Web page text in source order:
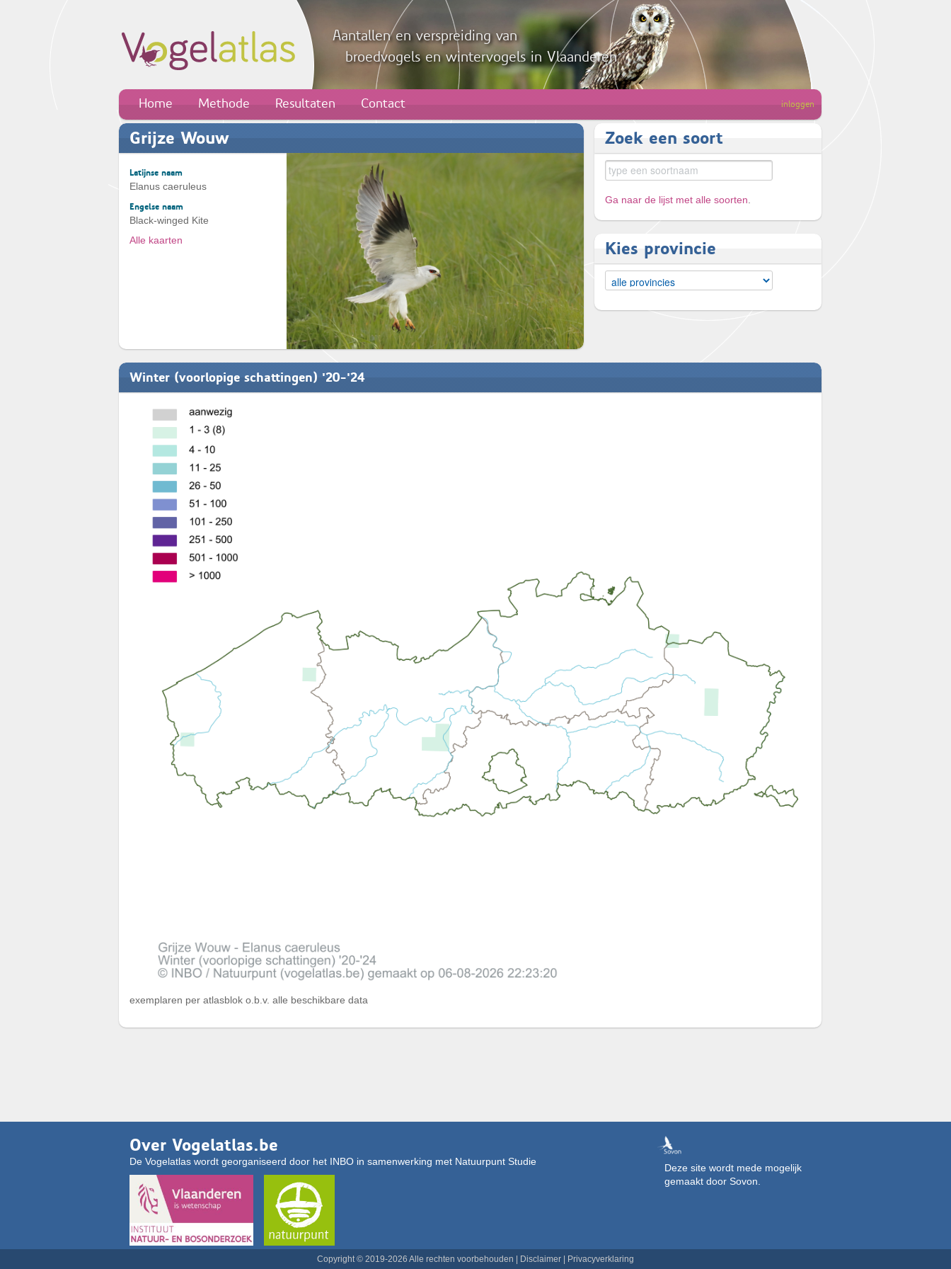
Aantallen en verspreiding van
broedvogels en wintervogels in Vlaanderen
Home Methode Resultaten Contact inloggen
Grijze Wouw
Latijnse naam
Elanus caeruleus
Engelse naam
Black-winged Kite
Alle kaarten
Zoek een soort
Ga naar de lijst met alle soorten
Kies provincie
Winter (voorlopige schattingen) '20-'24
exemplaren per atlasblok o.b.v. alle beschikbare data
Over Vogelatlas.be
De Vogelatlas wordt georganiseerd door het INBO in samenwerking met Natuurpunt Studie
Deze site wordt mede mogelijk
gemaakt door Sovon.
Copyright © 2019-2026 Alle rechten voorbehouden | Disclaimer Privacyverklaring